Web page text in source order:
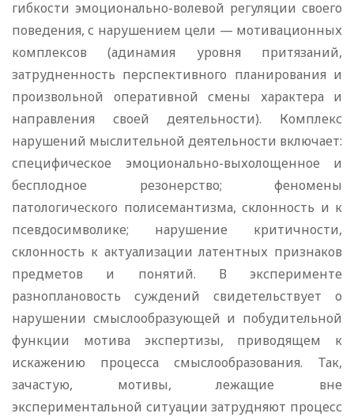
гибкости эмоционально-волевой регуляции своего
поведения, с нарушением цели — мотивационных
комплексов (адинамия уровня притязаний,
затрудненность перспективного планирования и
произвольной оперативной смены характера и
направления своей деятельности). Комплекс
нарушений мыслительной деятельности включает:
специфическое эмоционально-выхолощенное и
бесплодное резонерство; феномены
патологического полисемантизма, склонность и к
псевдосимволике; нарушение критичности,
склонность к актуализации латентных признаков
предметов и понятий. В эксперименте
разноплановость суждений свидетельствует о
нарушении смыслообразующей и побудительной
функции мотива экспертизы, приводящем к
искажению процесса смыслообразования. Так,
зачастую, мотивы, лежащие вне
экспериментальной ситуации затрудняют процесс